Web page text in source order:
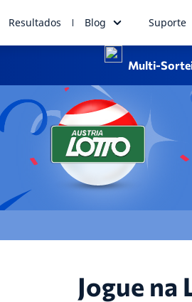
Resultados Blog Suporte
Multi-
Jogue